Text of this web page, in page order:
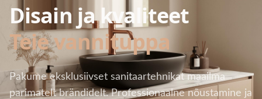
Disain ja kvaliteet
Teie vannituppa
Pakume eksklusiivset sanitaartehnikat maailma
parimatelt brändidelt. Professionaalne nõustamine ja